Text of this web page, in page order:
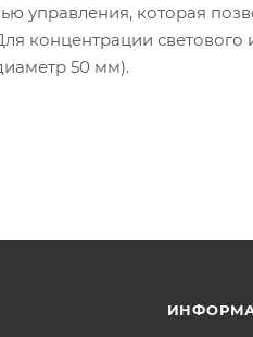
управления, которая
концентрации светового
50 мм).